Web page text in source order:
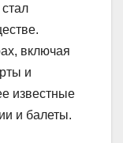
включая
и
известные
и балеты.